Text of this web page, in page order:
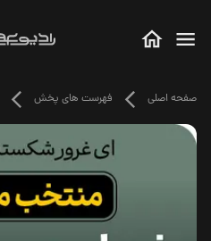
صفحه اصلی فهرست های پخش